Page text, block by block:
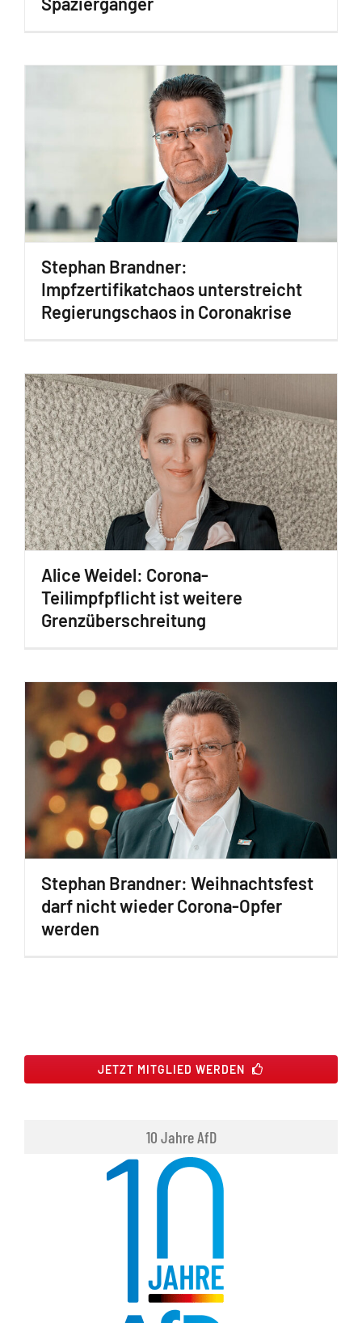
Stephan Brandner:
Impfzertifikatchaos unterstreicht
Regierungschaos in Coronakrise
Alice Weidel: Corona-
Teilimpfpflicht ist weitere
Grenzüberschreitung
Stephan Brandner: Weihnachtsfest
darf nicht wieder Corona-Opfer
werden
JETZT MITGLIED WERDEN
10 Jahre AfD